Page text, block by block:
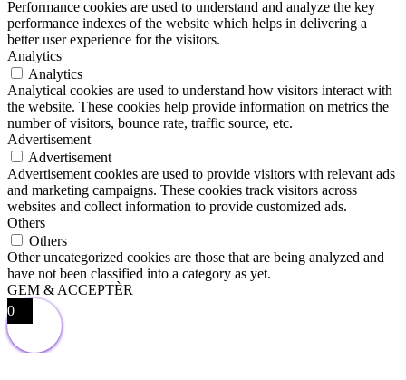
Performance cookies are used to understand and analyze the key
performance indexes of the website which helps in delivering a
better user experience for the visitors.
Analytics
Analytics
Analytical cookies are used to understand how visitors interact with
the website. These cookies help provide information on metrics the
number of visitors, bounce rate, traffic source, etc.
Advertisement
Advertisement
Advertisement cookies are used to provide visitors with relevant ads
and marketing campaigns. These cookies track visitors across
websites and collect information to provide customized ads.
Others
Others
Other uncategorized cookies are those that are being analyzed and
have not been classified into a category as yet.
GEM & ACCEPTÈR
0